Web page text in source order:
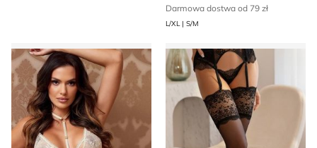
Darmowa dostwa od 79 zł
L/XL | S/M
Komplet bielizny damskiej koronkowy Beauty Night
Pończochy koronkowe